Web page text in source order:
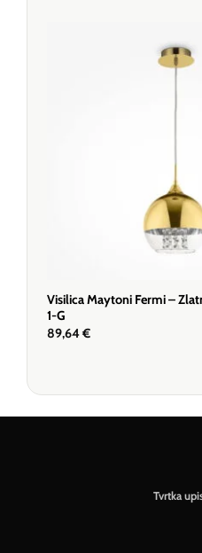
Visilica Maytoni Fermi –
1-G
89,64€
Tvrtka